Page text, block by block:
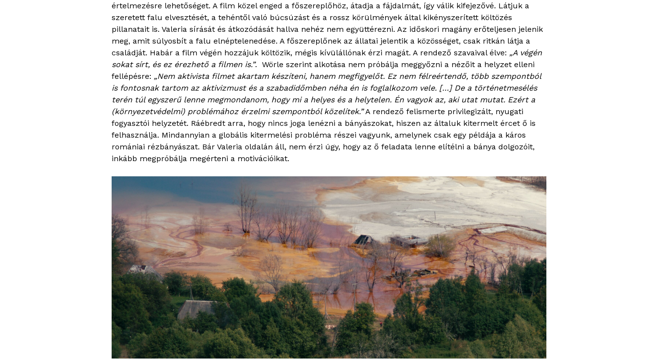
értelmezésre lehetőséget. A film közel enged a főszereplőhöz, átadja a fájdalmát, így válik kifejezővé. Látjuk a
szeretett falu elvesztését, a tehéntől való búcsúzást és a rossz körülmények által kikényszerített költözés
pillanatait is. Valeria sírását és átkozódását hallva nehéz nem együttérezni. Az időskori magány erőteljesen jelenik
meg, amit súlyosbít a falu elnéptelenedése. A főszereplőnek az állatai jelentik a közösséget, csak ritkán látja a
családját. Habár a film végén hozzájuk költözik, mégis kívülállónak érzi magát. A rendező szavaival élve: „A végén
sokat sírt, és ez érezhető a filmen is.”. Wörle szerint alkotása nem próbálja meggyőzni a nézőit a helyzet elleni
fellépésre: „Nem aktivista filmet akartam készíteni, hanem megfigyelőt. Ez nem félreértendő, több szempontból
is fontosnak tartom az aktivizmust és a szabadidőmben néha én is foglalkozom vele. […] De a történetmesélés
terén túl egyszerű lenne megmondanom, hogy mi a helyes és a helytelen. Én vagyok az, aki utat mutat. Ezért a
(környezetvédelmi) problémához érzelmi szempontból közelítek.”A rendező felismerte privilegizált, nyugati
fogyasztói helyzetét. Ráébredt arra, hogy nincs joga lenézni a bányászokat, hiszen az általuk kitermelt ércet ő is
felhasználja. Mindannyian a globális kitermelési probléma részei vagyunk, amelynek csak egy példája a káros
romániai rézbányászat. Bár Valeria oldalán áll, nem érzi úgy, hogy az ő feladata lenne elítélni a bánya dolgozóit,
inkább megpróbálja megérteni a motivációikat.